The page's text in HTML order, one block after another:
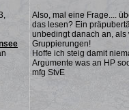
Also, mal eine Frage....
das lesen? Ein
unbedingt danach an, als
Gruppierungen!
Hoffe ich steig damit
Argumente was an HP
mfg StvE